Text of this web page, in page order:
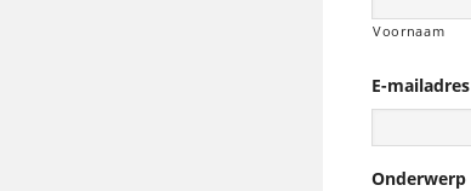
Voornaam
E-mailadres
Onderwerp